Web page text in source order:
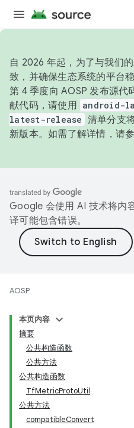
自 2026 年起，为了与我们
致，并确保生态系统的平台
第 4 季度向 AOSP 发布源代
献代码，请使用 android-
latest-release 清单分支
新版本。如需了解详情，请
Google 会使用 AI 技术将内
译可能包含错误。
AOSP
本页内容
摘要
公共构造函数
公共方法
公共构造函数
TfMetricProtoUtil
公共方法
compatibleConvert